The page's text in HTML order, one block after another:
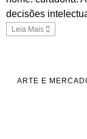
decisões
Leia Mais
ARTE E